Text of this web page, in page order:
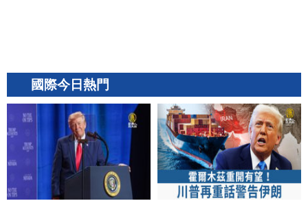
國際今日熱門